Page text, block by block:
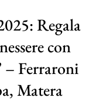
Regala
con
– Ferraroni
Matera